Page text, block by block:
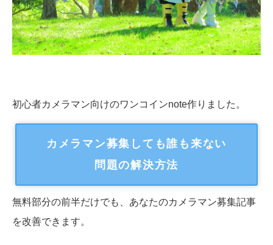
初心者カメラマン向けのワンコインnote作りました。
カメラマン募集しても誰も来ない
問題の解決方法
無料部分の前半だけでも、あなたのカメラマン募集記事
を改善できます。